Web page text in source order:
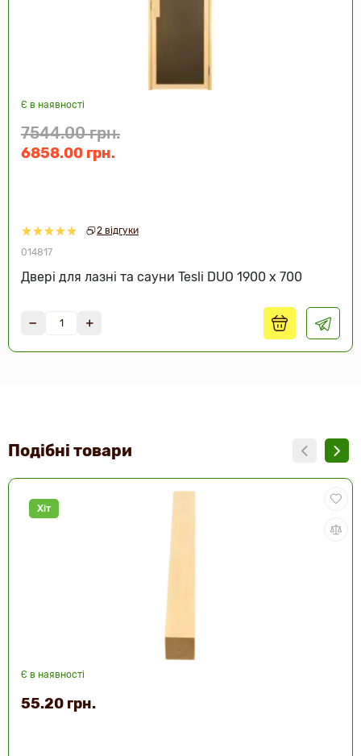
2 відгуки
Є в наявності
014817
Двері для лазні та сауни Tesli DUO 1900 х 700
7544.00 грн.
6858.00 грн.
Подібні товари
Хіт
Є в наявності
55.20 грн.